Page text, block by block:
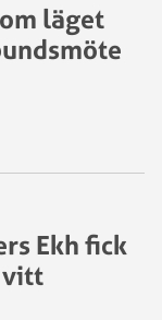
läget
Ekh fick
vitt